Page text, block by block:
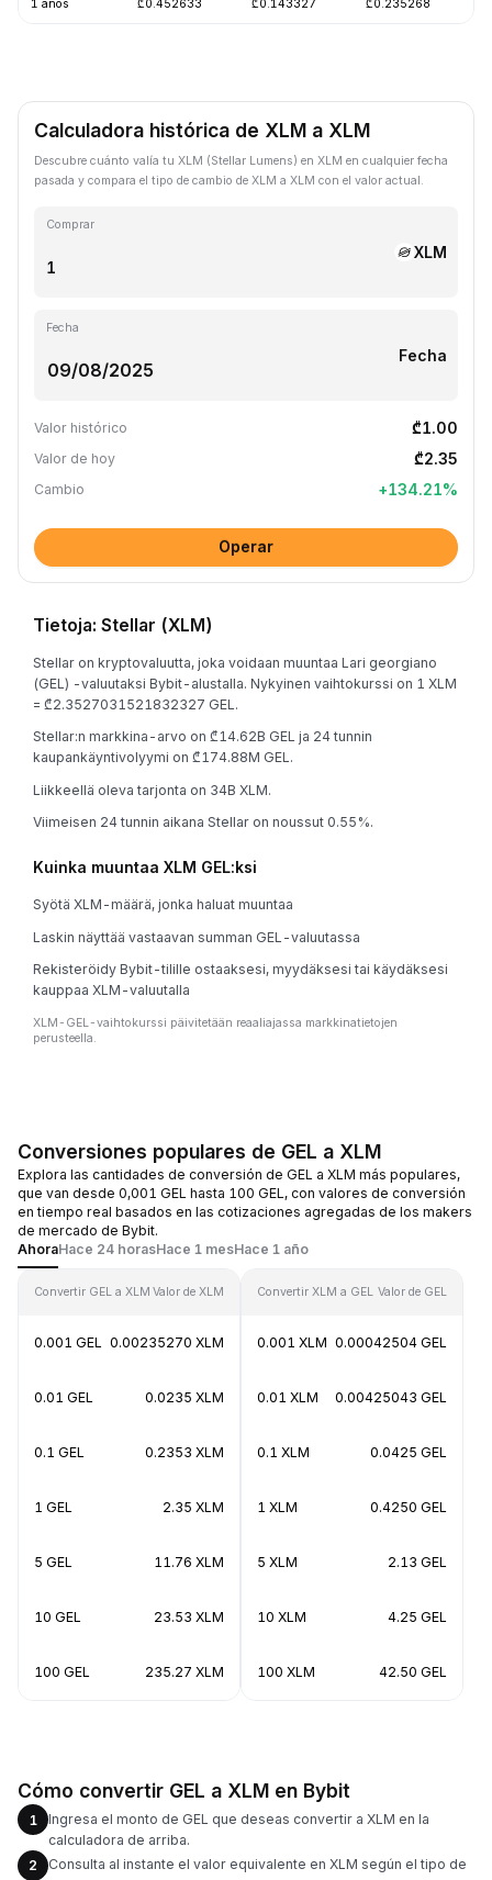
1 años ₾0.452633 ₾0.143327 ₾0.235268
Calculadora histórica de XLM a XLM
Descubre cuánto valía tu XLM (Stellar Lumens) en XLM en cualquier fecha
pasada y compara el tipo de cambio de XLM a XLM con el valor actual.
Comprar
XLM
Fecha
Fecha
Valor histórico ₾1.00
Valor de hoy ₾2.35
Cambio +134.21%
Operar
Tietoja: Stellar (XLM)
Stellar on kryptovaluutta, joka voidaan muuntaa Lari georgiano
(GEL) -valuutaksi Bybit-alustalla. Nykyinen vaihtokurssi on 1 XLM
= ₾2.3527031521832327 GEL.
Stellar:n markkina-arvo on ₾14.62B GEL ja 24 tunnin
kaupankäyntivolyymi on ₾174.88M GEL.
Liikkeellä oleva tarjonta on 34B XLM.
Viimeisen 24 tunnin aikana Stellar on noussut 0.55%.
Kuinka muuntaa XLM GEL:ksi
Syötä XLM-määrä, jonka haluat muuntaa
Laskin näyttää vastaavan summan GEL-valuutassa
Rekisteröidy Bybit-tilille ostaaksesi, myydäksesi tai käydäksesi
kauppaa XLM-valuutalla
XLM-GEL-vaihtokurssi päivitetään reaaliajassa markkinatietojen
perusteella.
Conversiones populares de GEL a XLM
Explora las cantidades de conversión de GEL a XLM más populares,
que van desde 0,001 GEL hasta 100 GEL, con valores de conversión
en tiempo real basados en las cotizaciones agregadas de los makers
de mercado de Bybit.
AhoraHace 24 horasHace 1 mesHace 1 año
Convertir GEL a XLM Valor de XLM
0.001 GEL 0.00235270 XLM
0.01 GEL 0.0235 XLM
0.1 GEL 0.2353 XLM
1 GEL 2.35 XLM
5 GEL 11.76 XLM
10 GEL 23.53 XLM
100 GEL 235.27 XLM
Convertir XLM a GEL Valor de GEL
0.001 XLM 0.00042504 GEL
0.01 XLM 0.00425043 GEL
0.1 XLM 0.0425 GEL
1 XLM 0.4250 GEL
5 XLM 2.13 GEL
10 XLM 4.25 GEL
100 XLM 42.50 GEL
Cómo convertir GEL a XLM en Bybit
1
Ingresa el monto de GEL que deseas convertir a XLM en la
calculadora de arriba.
2
Consulta al instante el valor equivalente en XLM según el tipo de